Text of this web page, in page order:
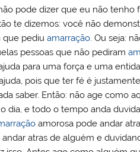
pode dizer que eu não
te dizemos: você não
que pediuamarração . Ou seja:
pessoas que não pediram
para uma força e uma
pois que ter fé é
saber. Então: não age como
dia, e todo o tempo anda
amorosa pode andar
atras de alguém e